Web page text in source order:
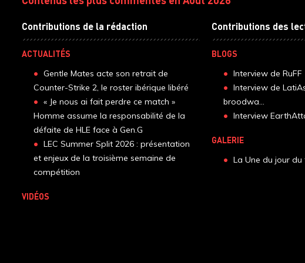
Contributions de la rédaction
ACTUALITÉS
Gentle Mates acte son retrait de
Counter-Strike 2, le roster ibérique libéré
« Je nous ai fait perdre ce match »
Homme assume la responsabilité de la
défaite de HLE face à Gen.G
LEC Summer Split 2026 : présentation
et enjeux de la troisième semaine de
compétition
VIDÉOS
Contributions des
BLOGS
Interview de
Interview de
broodwa...
Interview
GALERIE
La Une du jour